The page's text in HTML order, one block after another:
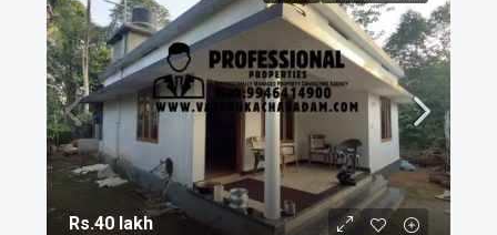
Rs.40 lakh